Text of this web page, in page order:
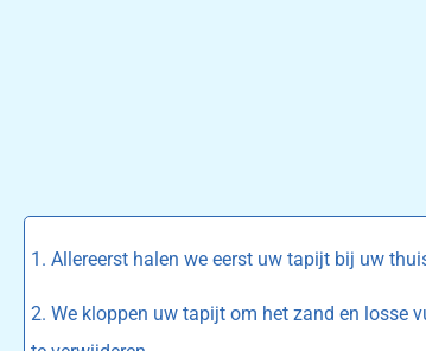
1. Allereerst halen we eerst uw tapijt bij uw
2. We kloppen uw tapijt om het zand en losse